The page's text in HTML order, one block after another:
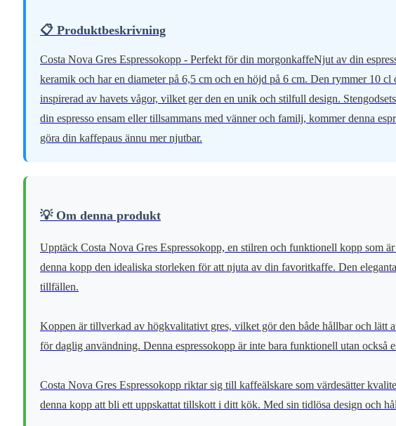
📋 Produktbeskrivning
Costa Nova Gres Espressokopp - Perfekt för din morgonkaffeNjut av din
keramik och har en diameter på 6,5 cm och en höjd på 6 cm. Den rymmer 10
inspirerad av havets vågor, vilket ger den en unik och stilfull design.
din espresso ensam eller tillsammans med vänner och familj, kommer denna
göra din kaffepaus ännu mer njutbar.
💡 Om denna produkt
Upptäck Costa Nova Gres Espressokopp, en stilren och funktionell kopp som
denna kopp den idealiska storleken för att njuta av din favoritkaffe. Den
tillfällen.
Koppen är tillverkad av högkvalitativt gres, vilket gör den både hållbar och lätt
för daglig användning. Denna espressokopp är inte bara funktionell utan också
Costa Nova Gres Espressokopp riktar sig till kaffeälskare som värdesätter
denna kopp att bli ett uppskattat tillskott i ditt kök. Med sin tidlösa design och